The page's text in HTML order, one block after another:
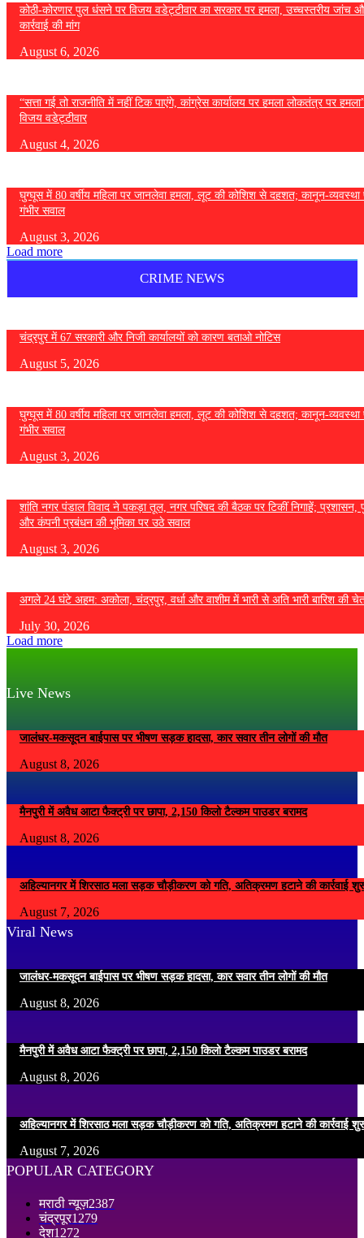
कोठी-कोरणार पुल धंसने पर विजय वडेट्टीवार का सरकार पर हमला, उच्चस्तरीय जांच
कार्रवाई की मांग
August 6, 2026
“सत्ता गई तो राजनीति में नहीं टिक पाएंगे, कांग्रेस कार्यालय पर हमला लोकतंत्र पर
विजय वडेट्टीवार
August 4, 2026
घुग्घूस में 80 वर्षीय महिला पर जानलेवा हमला, लूट की कोशिश से दहशत; कानून-व्यवस्था
गंभीर सवाल
August 3, 2026
Load more
CRIME NEWS
चंद्रपुर में 67 सरकारी और निजी कार्यालयों को कारण बताओ नोटिस
August 5, 2026
घुग्घूस में 80 वर्षीय महिला पर जानलेवा हमला, लूट की कोशिश से दहशत; कानून-व्यवस्था
गंभीर सवाल
August 3, 2026
शांति नगर पंडाल विवाद ने पकड़ा तूल, नगर परिषद की बैठक पर टिकीं निगाहें; प्रशासन,
और कंपनी प्रबंधन की भूमिका पर उठे सवाल
August 3, 2026
अगले 24 घंटे अहम: अकोला, चंद्रपुर, वर्धा और वाशीम में भारी से अति भारी बारिश की
July 30, 2026
Load more
Live News
जालंधर-मकसूदन बाईपास पर भीषण सड़क हादसा, कार सवार तीन लोगों की मौत
August 8, 2026
मैनपुरी में अवैध आटा फैक्ट्री पर छापा, 2,150 किलो टैल्कम पाउडर बरामद
August 8, 2026
अहिल्यानगर में शिरसाठ मला सड़क चौड़ीकरण को गति, अतिक्रमण हटाने की कार्रवाई
August 7, 2026
Viral News
जालंधर-मकसूदन बाईपास पर भीषण सड़क हादसा, कार सवार तीन लोगों की मौत
August 8, 2026
मैनपुरी में अवैध आटा फैक्ट्री पर छापा, 2,150 किलो टैल्कम पाउडर बरामद
August 8, 2026
अहिल्यानगर में शिरसाठ मला सड़क चौड़ीकरण को गति, अतिक्रमण हटाने की कार्रवाई
August 7, 2026
POPULAR CATEGORY
मराठी न्यूज़2387
चंद्रपूर1279
देश1272